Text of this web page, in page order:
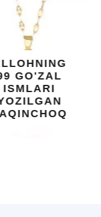
DARAXTINING
SHIFOBAXSH
YELIMI: AQL,
XOTIRA VA
UMUMIY
SALOMATLIK
UCHUN
BEBAHO
NE'MAT